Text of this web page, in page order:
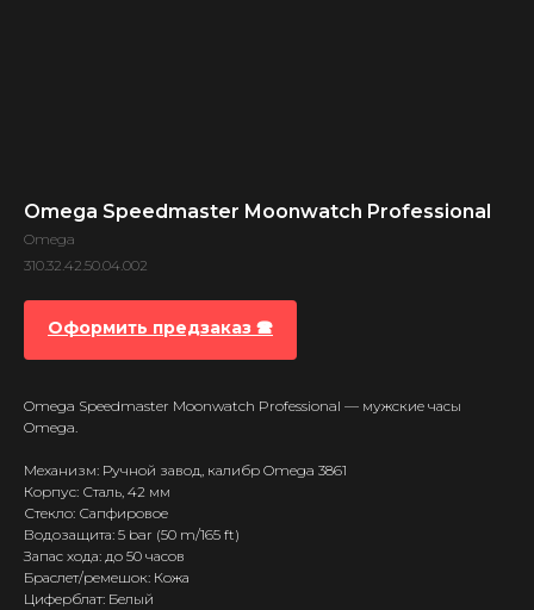
Omega Speedmaster Moonwatch Professional
Omega
310.32.42.50.04.002
Оформить предзаказ 🕿
Omega Speedmaster Moonwatch Professional — мужские часы
Omega.
Механизм: Ручной завод, калибр Omega 3861
Корпус: Сталь, 42 мм
Стекло: Сапфировое
Водозащита: 5 bar (50 m/165 ft)
Запас хода: до 50 часов
Браслет/ремешок: Кожа
Циферблат: Белый